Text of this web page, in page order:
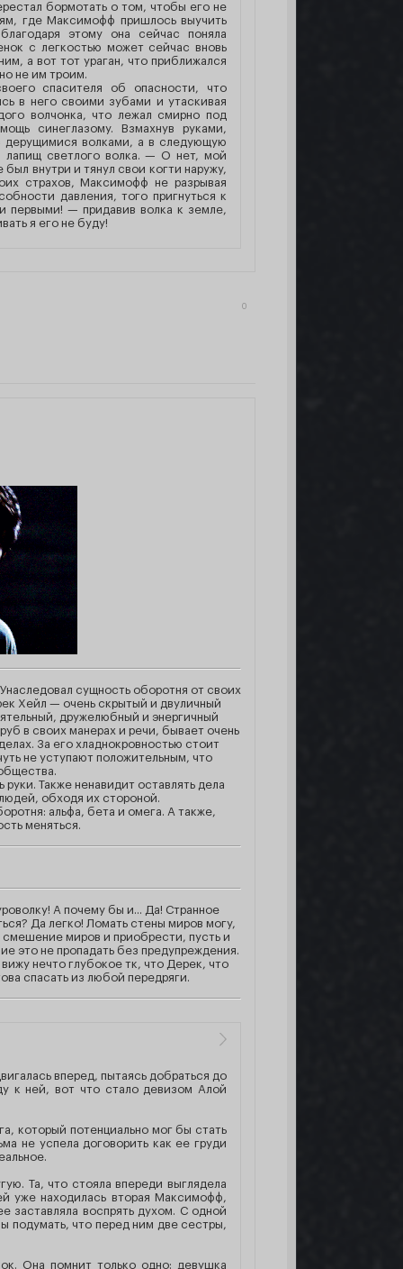
бормотать о том, чтобы его не
где Максимофф пришлось выучить
этому она сейчас поняла
с легкостью может сейчас вновь
а вот тот ураган, что приближался
не им троим.
спасителя об опасности, что
в него своими зубами и утаскивая
волчонка, что лежал смирно под
синеглазому. Взмахнув руками,
дерущимися волками, а в следующую
лапищ светлого волка. — О нет, мой
внутри и тянул свои когти наружу,
страхов, Максимофф не разрывая
давления, того пригнуться к
первыми! — придавив волка к земле,
я его не буду!
0
сущность оборотня от своих
Хейл — очень скрытый и двуличный
дружелюбный и энергичный
в своих манерах и речи, бывает очень
За его хладнокровностью стоит
не уступают положительным, что
Также ненавидит оставлять дела
обходя их стороной.
альфа, бета и омега. А также,
меняться.
А почему бы и... Да! Странное
Да легко! Ломать стены миров могу,
смешение миров и приобрести, пусть и
это не пропадать без предупреждения.
нечто глубокое тк, что Дерек, что
спасать из любой передряги.
вперед, пытаясь добраться до
к ней, вот что стало девизом Алой
который потенциально мог бы стать
не успела договорить как ее груди
Та, что стояла впереди выглядела
уже находилась вторая Максимофф,
заставляла воспрять духом. С одной
подумать, что перед ним две сестры,
Она помнит только одно: девушка